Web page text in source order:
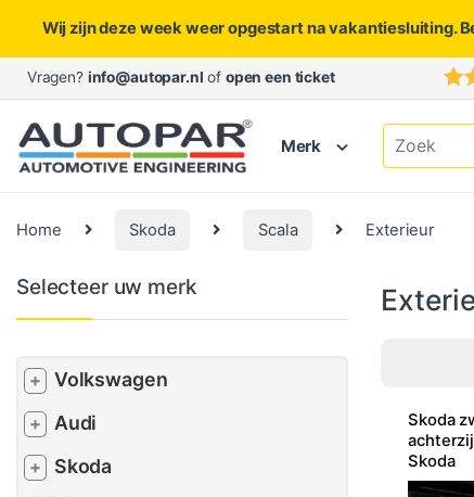
Wij zijn deze week weer opgestart na vakantiesluiting.
Skip to navigation
Skip to content
Vragen? info@autopar.nl of open een ticket
Merk
Search for:
Home Skoda Scala Exterieur
Skoda
Skoda
Selecteer uw merk
+ Volkswagen
+ Audi
+ Skoda